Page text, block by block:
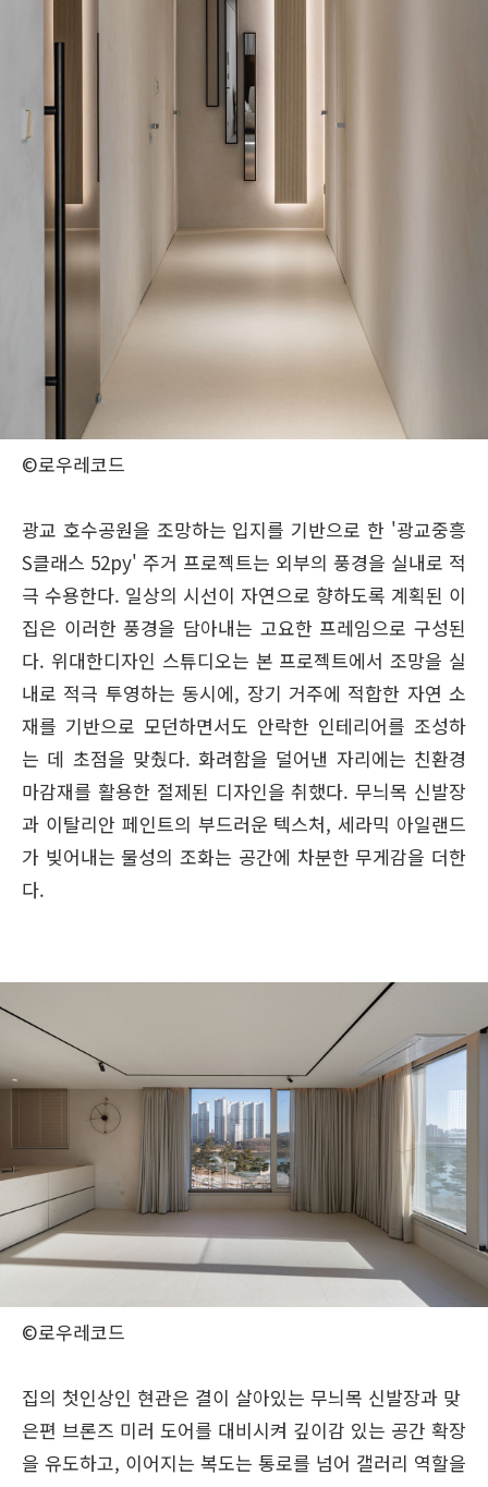
©로우레코드
광교 호수공원을 조망하는 입지를 기반으로 한 '광교중흥
S클래스 52py' 주거 프로젝트는 외부의 풍경을 실내로 적
극 수용한다. 일상의 시선이 자연으로 향하도록 계획된 이
집은 이러한 풍경을 담아내는 고요한 프레임으로 구성된
다. 위대한디자인 스튜디오는 본 프로젝트에서 조망을 실
내로 적극 투영하는 동시에, 장기 거주에 적합한 자연 소
재를 기반으로 모던하면서도 안락한 인테리어를 조성하
는 데 초점을 맞췄다. 화려함을 덜어낸 자리에는 친환경
마감재를 활용한 절제된 디자인을 취했다. 무늬목 신발장
과 이탈리안 페인트의 부드러운 텍스처, 세라믹 아일랜드
가 빚어내는 물성의 조화는 공간에 차분한 무게감을 더한
다.
©로우레코드
집의 첫인상인 현관은 결이 살아있는 무늬목 신발장과 맞
은편 브론즈 미러 도어를 대비시켜 깊이감 있는 공간 확장
을 유도하고, 이어지는 복도는 통로를 넘어 갤러리 역할을